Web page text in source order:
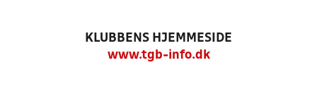
KLUBBENS HJEMMESIDE
www.tgb-info.dk